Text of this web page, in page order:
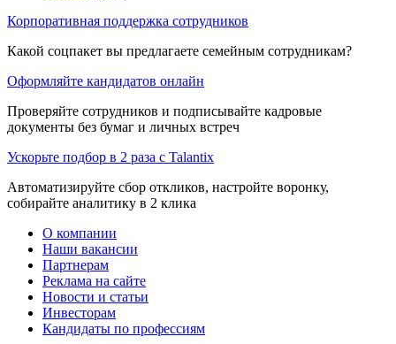
Корпоративная поддержка сотрудников
Какой соцпакет вы предлагаете семейным сотрудникам?
Оформляйте кандидатов онлайн
Проверяйте сотрудников и подписывайте кадровые
документы без бумаг и личных встреч
Ускорьте подбор в 2 раза с Talantix
Автоматизируйте сбор откликов, настройте воронку,
собирайте аналитику в 2 клика
О компании
Наши вакансии
Партнерам
Реклама на сайте
Новости и статьи
Инвесторам
Кандидаты по профессиям